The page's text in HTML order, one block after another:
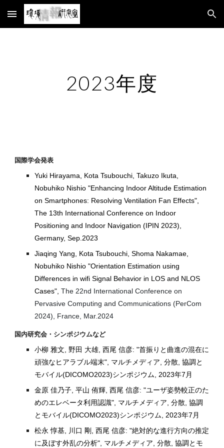
Skip to main content Skip to navigation
2023年度
国際学会発表
Yuki Hirayama, Kota Tsubouchi, Takuzo Ikuta,
Nobuhiko Nishio "Enhancing Indoor Altitude Estimation
on Smartphones: Resolving Ventilation Fan Effects",
The 13th International Conference on Indoor
Positioning and Indoor Navigation (IPIN 2023),
Germany, Sep.2023
Jiaqing Yang, Kota Tsubouchi, Shoma Nakamae,
Nobuhiko Nishio "Orientation Estimation using
Differences in wifi Signal Behavior in LOS and NLOS
Cases",The 22nd International Conference on
Pervasive Computing and Communications (PerCom
2024), France, Mar.2024
国内研究会・シンポジウムなど
小柳 雅文, 野田 大雄, 西尾 信彦: "首振りと曲進の混在に
頑強なヒアラブル端末", マルチメディア, 分散, 協調と
モバイル(DICOMO2023)シンポジウム, 2023年7月
金原 佳乃子, 平山 侑輝, 西尾 信彦: "ユーザ姿勢較正のた
めのエレベータ利用認識", マルチメディア, 分散, 協調
とモバイル(DICOMO2023)シンポジウム, 2023年7月
松永 惇基, 川口 剛, 西尾 信彦: "絶対的な進行方向の推定
に及ぼす外乱の分析", マルチメディア, 分散, 協調とモ